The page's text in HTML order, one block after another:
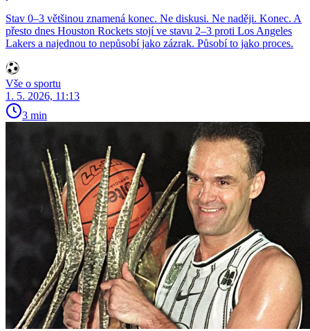
Stav 0–3 většinou znamená konec. Ne diskusi. Ne naději. Konec. A
přesto dnes Houston Rockets stojí ve stavu 2–3 proti Los Angeles
Lakers a najednou to nepůsobí jako zázrak. Působí to jako proces.
Vše o sportu
1. 5. 2026, 11:13
3 min